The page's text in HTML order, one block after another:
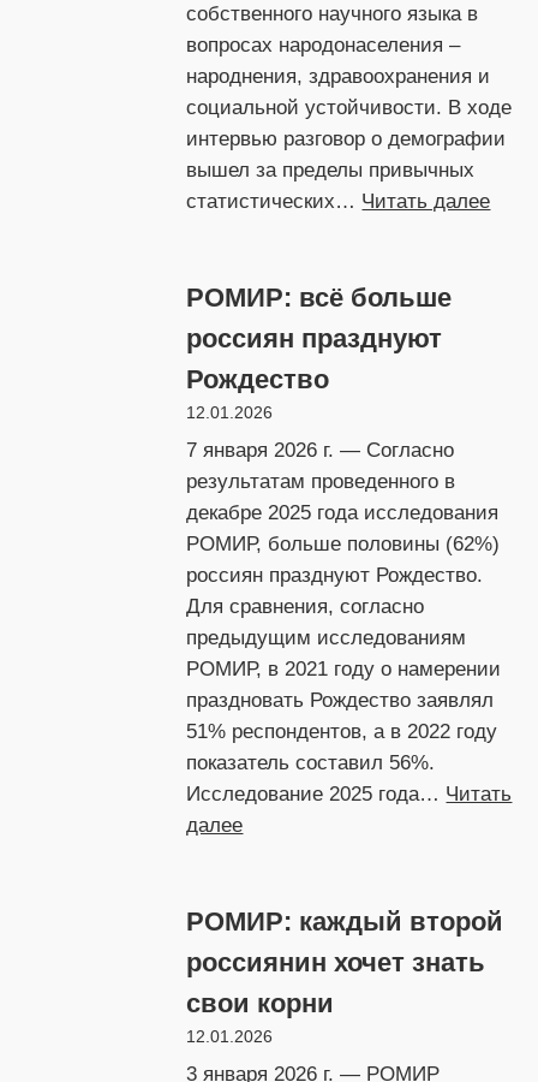
собственного научного языка в
вопросах народонаселения –
народнения, здравоохранения и
социальной устойчивости. В ходе
интервью разговор о демографии
вышел за пределы привычных
статистических… Читать далее:
РОМИР: всё больше
россиян празднуют
Рождество
12.01.2026
7 января 2026 г. — Согласно
результатам проведенного в
декабре 2025 года исследования
РОМИР, больше половины (62%)
россиян празднуют Рождество.
Для сравнения, согласно
предыдущим исследованиям
РОМИР, в 2021 году о намерении
праздновать Рождество заявлял
51% респондентов, а в 2022 году
показатель составил 56%.
Исследование 2025 года… Читать
далее:
больше
Рождество
РОМИР: каждый второй
россиянин хочет знать
свои корни
12.01.2026
3 января 2026 г. — РОМИР